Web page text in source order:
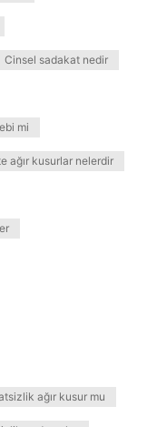
Cinsel sadakat nedir
mi
ağır kusurlar nelerdir
ağır kusur mu